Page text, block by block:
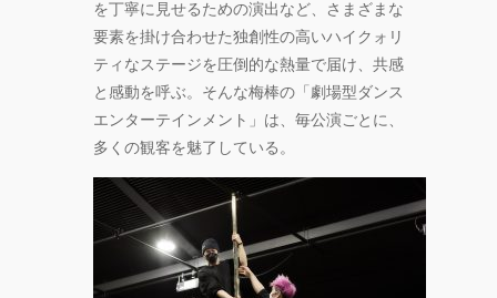
を丁寧に見せるための演出など、さまざまな
要素を掛け合わせた独創性の高いハイクォリ
ティなステージを圧倒的な熱量で届け、共感
と感動を呼ぶ。そんな梅棒の「劇場型ダンス
エンターテインメント」は、毎公演ごとに、
多くの観客を魅了している。